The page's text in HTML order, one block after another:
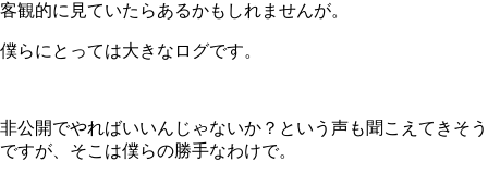
客観的に見ていたらあるかもしれませんが。
僕らにとっては大きなログです。
非公開でやればいいんじゃないか？という声も聞こえてきそう
ですが、そこは僕らの勝手なわけで。